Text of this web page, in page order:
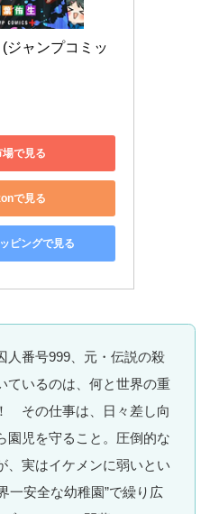
ジャンプコミッ
で見る
で見る
ピングで見る
番号999、元・伝説の殺
ているのは、何と世界の重
その仕事は、日々差し向
園児を守ること。圧倒的な
、実はイケメンに弱いとい
安全な幼稚園”で繰り広